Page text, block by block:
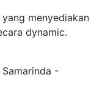
menyediakan
dynamic.
-